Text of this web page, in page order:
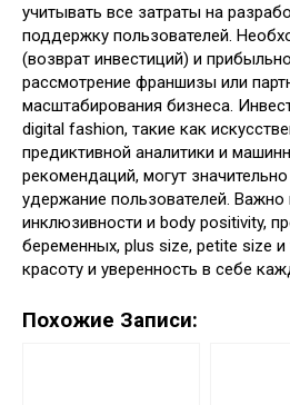
учитывать все затраты на
поддержку пользователей.
(возврат инвестиций) и
рассмотрение франшизы или
масштабирования бизнеса.
digital fashion, такие как
предиктивной аналитики и
рекомендаций, могут
удержание пользователей. Важно
инклюзивности и body positivity,
беременных, plus size, petite size
красоту и уверенность в себе
Похожие Записи: